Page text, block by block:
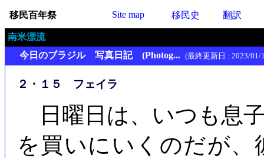
移民百年祭 Site map 移民史 翻訳
南米漂流
今日のブラジル 写真日記 (Photog... (最終更新日 : 2023/01/
２・１５ フェイラ
日曜日は、いつも息
を買いにいくのだが